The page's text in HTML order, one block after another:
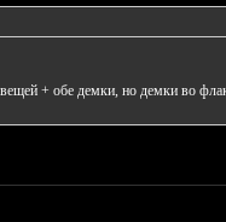
+ обе демки, но демки во